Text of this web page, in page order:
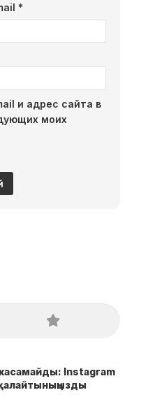
*
и адрес сайта в
моих
Instagram